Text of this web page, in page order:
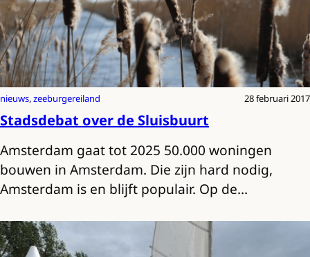
nieuws, zeeburgereiland 28 februari 2017
Stadsdebat over de Sluisbuurt
Amsterdam gaat tot 2025 50.000 woningen
bouwen in Amsterdam. Die zijn hard nodig,
Amsterdam is en blijft populair. Op de…